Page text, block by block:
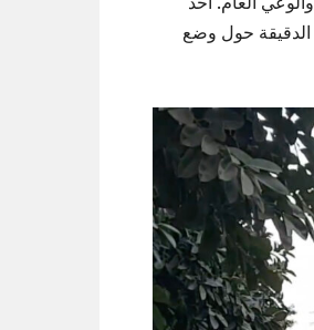
الدقيقة حول وضع